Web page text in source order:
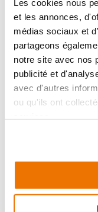
Les cookies nous
et les annonces,
médias sociaux et
partageons
notre site avec nos
publicité et
avec d'autres
ou qu'ils ont
en stock
+ de photos
RÉF :
19,90 € TTC
en stock